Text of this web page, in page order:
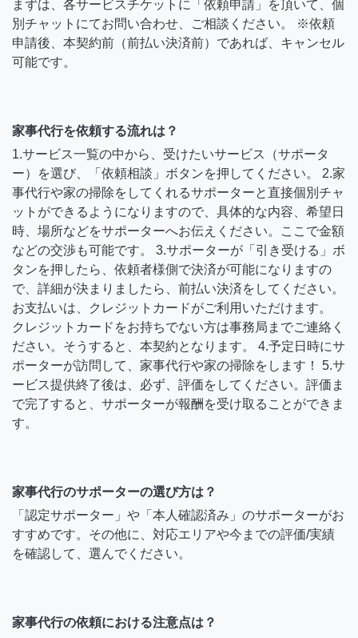
まずは、各サービスチケットに「依頼申請」を頂いて、個
別チャットにてお問い合わせ、ご相談ください。 ※依頼
申請後、本契約前（前払い決済前）であれば、キャンセル
可能です。
家事代行を依頼する流れは？
1.サービス一覧の中から、受けたいサービス（サポータ
ー）を選び、「依頼相談」ボタンを押してください。 2.家
事代行や家の掃除をしてくれるサポーターと直接個別チャ
ットができるようになりますので、具体的な内容、希望日
時、場所などをサポーターへお伝えください。ここで金額
などの交渉も可能です。 3.サポーターが「引き受ける」ボ
タンを押したら、依頼者様側で決済が可能になりますの
で、詳細が決まりましたら、前払い決済をしてください。
お支払いは、クレジットカードがご利用いただけます。
クレジットカードをお持ちでない方は事務局までご連絡く
ださい。そうすると、本契約となります。 4.予定日時にサ
ポーターが訪問して、家事代行や家の掃除をします！ 5.サ
ービス提供終了後は、必ず、評価をしてください。評価ま
で完了すると、サポーターが報酬を受け取ることができま
す。
家事代行のサポーターの選び方は？
「認定サポーター」や「本人確認済み」のサポーターがお
すすめです。その他に、対応エリアや今までの評価/実績
を確認して、選んでください。
家事代行の依頼における注意点は？